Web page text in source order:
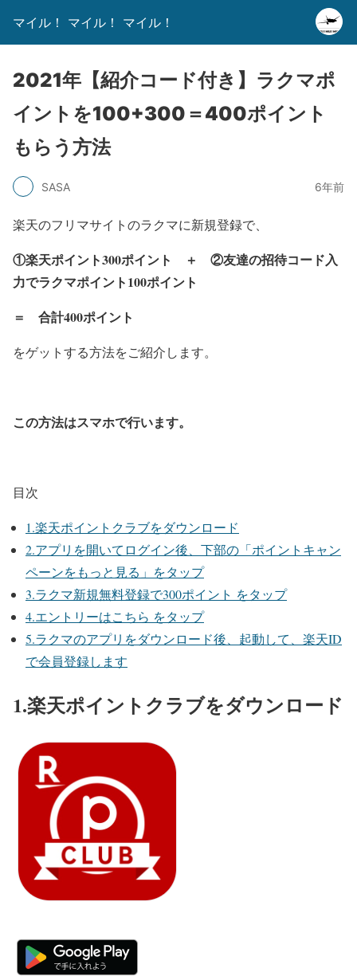
マイル！ マイル！ マイル！
2021年【紹介コード付き】ラクマポ
イントを100+300＝400ポイント
もらう方法
SASA 6年前
楽天のフリマサイトのラクマに新規登録で、
①楽天ポイント300ポイント ＋ ②友達の招待コード入
力でラクマポイント100ポイント
＝ 合計400ポイント
をゲットする方法をご紹介します。
この方法はスマホで行います。
目次
1.楽天ポイントクラブをダウンロード
2.アプリを開いてログイン後、下部の「ポイントキャン
ペーンをもっと見る」をタップ
3.ラクマ新規無料登録で300ポイント をタップ
4.エントリーはこちら をタップ
5.ラクマのアプリをダウンロード後、起動して、楽天ID
で会員登録します
1.楽天ポイントクラブをダウンロード